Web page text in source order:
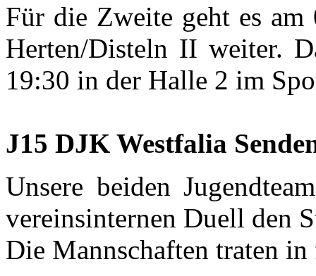
Für die Zweite geht es
Herten/Disteln II weiter.
19:30 in der Halle 2 im
J15 DJK Westfalia
Unsere beiden
vereinsinternen Duell den
Die Mannschaften traten